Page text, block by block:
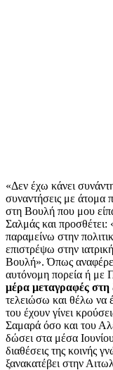
«Δεν έχω κάνει
συναντήσεις με
στη Βουλή που μου
Σαλμάς και προσθέτει:
παραμείνω στην
επιστρέψω στην
Βουλή». Όπως
αυτόνομη πορεία ή
μέρα μεταγραφές
τελειώσω και θέλω να
του έχουν γίνει
Σαμαρά όσο και του
δώσει στα μέσα
διαθέσεις της κοινής
ξανακατέβει στην